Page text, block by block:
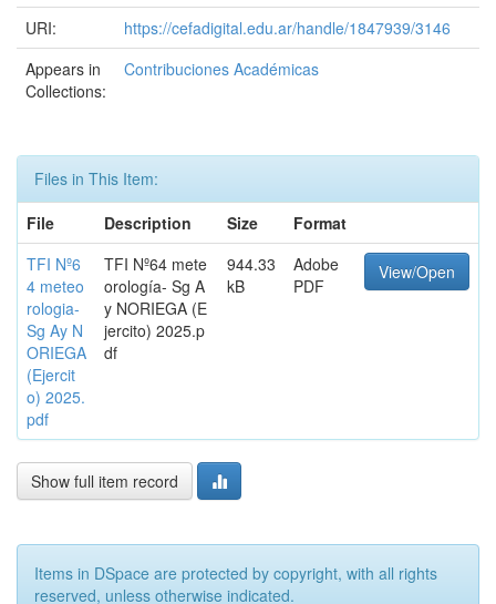
URI:
https://cefadigital.edu.ar/handle/1847939/3146
Appears in
Collections:
Contribuciones Académicas
Files in This Item:
File
Description Size
Format
TFI Nº6
4 meteo
rologia-
Sg Ay N
ORIEGA
(Ejercit
o) 2025.
pdf
TFI Nº64 mete
orología- Sg A
y NORIEGA (E
jercito) 2025.p
df
944.33
kB
Adobe
PDF
View/Open
Show full item record
Items in DSpace are protected by copyright, with all rights
reserved, unless otherwise indicated.